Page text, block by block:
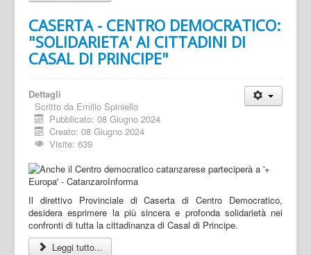
CASERTA - CENTRO DEMOCRATICO:
"SOLIDARIETA' AI CITTADINI DI
CASAL DI PRINCIPE"
Dettagli
Scritto da Emilio Spiniello
Pubblicato: 08 Giugno 2024
Creato: 08 Giugno 2024
Visite: 639
Il direttivo Provinciale di Caserta di Centro Democratico,
desidera esprimere la più sincera e profonda solidarietà nei
confronti di tutta la cittadinanza di Casal di Principe.
Leggi tutto...